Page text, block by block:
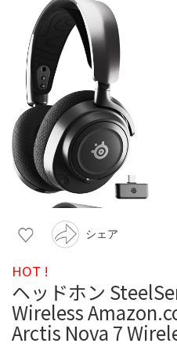
シェア
HOT !
ヘッドホン
Wireless
Arctis Nova 7